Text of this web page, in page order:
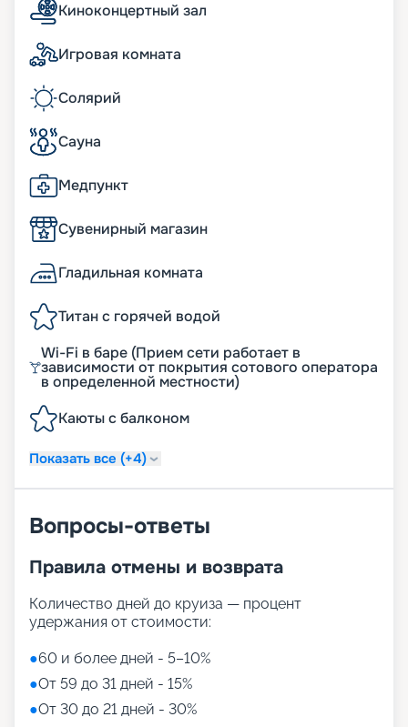
Киноконцертный зал
Игровая комната
Солярий
Сауна
Медпункт
Сувенирный магазин
Гладильная комната
Титан с горячей водой
Wi-Fi в баре (Прием сети работает в
зависимости от покрытия сотового оператора
в определенной местности)
Каюты с балконом
Показать все (+4)
Вопросы-ответы
Правила отмены и возврата
Количество дней до круиза — процент
удержания от стоимости:
●60 и более дней - 5–10%
●От 59 до 31 дней - 15%
●От 30 до 21 дней - 30%